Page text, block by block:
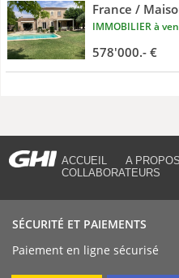
France /
IMMOBILIER à
578'000.- €
ACCUEIL A PROPOS
COLLABORATEURS
SÉCURITÉ ET PAIEMENTS
Paiement en ligne sécurisé